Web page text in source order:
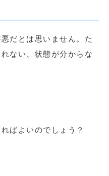
だとは思いません。た
ない、状態が分からな
ばよいのでしょう？